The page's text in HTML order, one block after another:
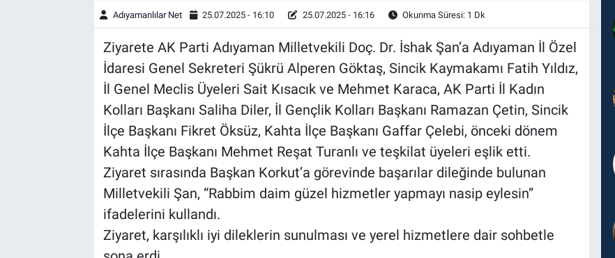
Adıyamanlılar Net 25.07.2025 - 16:10 25.07.2025 - 16:16 Okunma Süresi: 1 Dk
Ziyarete AK Parti Adıyaman Milletvekili Doç. Dr. İshak Şan’a Adıyaman İl Özel
İdaresi Genel Sekreteri Şükrü Alperen Göktaş, Sincik Kaymakamı Fatih Yıldız,
İl Genel Meclis Üyeleri Sait Kısacık ve Mehmet Karaca, AK Parti İl Kadın
Kolları Başkanı Saliha Diler, İl Gençlik Kolları Başkanı Ramazan Çetin, Sincik
İlçe Başkanı Fikret Öksüz, Kahta İlçe Başkanı Gaffar Çelebi, önceki dönem
Kahta İlçe Başkanı Mehmet Reşat Turanlı ve teşkilat üyeleri eşlik etti.
Ziyaret sırasında Başkan Korkut’a görevinde başarılar dileğinde bulunan
Milletvekili Şan, “Rabbim daim güzel hizmetler yapmayı nasip eylesin”
ifadelerini kullandı.
Ziyaret, karşılıklı iyi dileklerin sunulması ve yerel hizmetlere dair sohbetle